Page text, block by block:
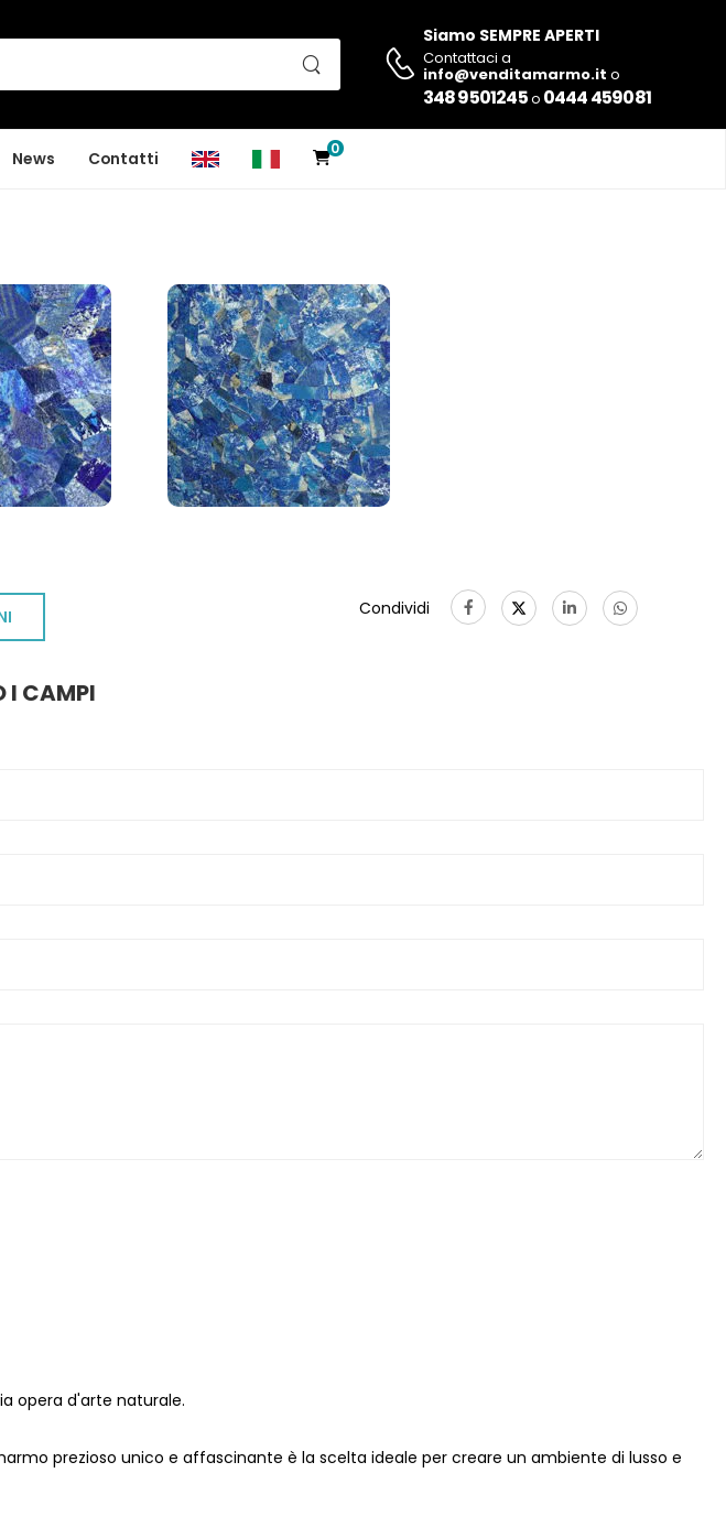
Siamo SEMPRE APERTI
Contattaci a
info@venditamarmo.it o
348 9501245o 0444 459081
News Contatti 0
Condividi
I CAMPI
opera d'arte naturale.
prezioso unico e affascinante è la scelta ideale per creare un ambiente di lusso e